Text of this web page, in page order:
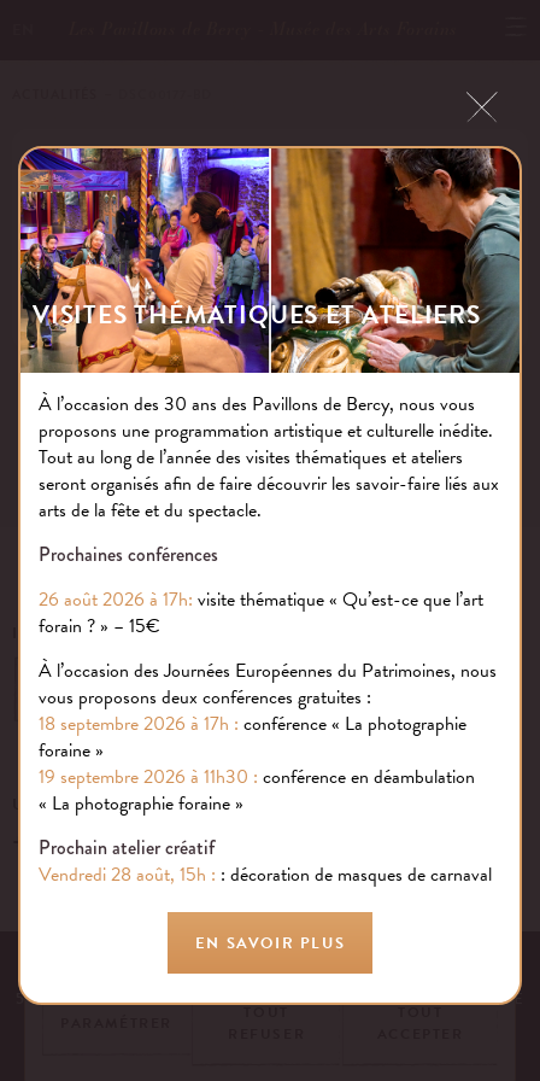
DSC00177-BD
Publié le : 25.01.23
NOS THÉMATIQUES
VISITES THÉMATIQUES ET ATELIERS
À l’occasion des 30 ans des Pavillons de Bercy, nous vous
proposons une programmation artistique et culturelle inédite.
Tout au long de l’année des visites thématiques et ateliers
seront organisés afin de faire découvrir les savoir-faire liés aux
arts de la fête et du spectacle.
Prochaines conférences
26 août 2026 à 17h: visite thématique « Qu’est-ce que l’art
forain ? » – 15€
À l’occasion des Journées Européennes du Patrimoines, nous
vous proposons deux conférences gratuites :
18 septembre 2026 à 17h : conférence « La photographie
foraine »
19 septembre 2026 à 11h30 : conférence en déambulation
« La photographie foraine »
Prochain atelier créatif
Vendredi 28 août, 15h : : décoration de masques de carnaval
EN SAVOIR PLUS
INSCRIVEZ-VOUS À NOTRE NEWSLETTER
UN ÉVÉNEMENT, UNE QUESTION ?
+33 (0)1 43 40 16 22
53 AVENUE DES TERROIRS DE FRANCE, 75012 PARIS | FRANCE
Gestion des cookies
Nous utilisons des cookies sur notre site internet pour rendre votre
expérience aussi douce qu’une confiserie foraine !
TOUT
TOUT